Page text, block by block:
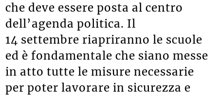
che deve essere posta al centro
dell’agenda politica. Il
14 settembre riapriranno le scuole
ed è fondamentale che siano messe
in atto tutte le misure necessarie
per poter lavorare in sicurezza e